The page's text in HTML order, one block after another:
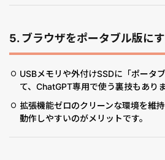
5. ブラウザをポータブル版に
USBメモリや外付けSSDに「ポータ
て、ChatGPT専用で使う裏技もありま
拡張機能ゼロのクリーンな環境を維
動作しやすいのがメリットです。